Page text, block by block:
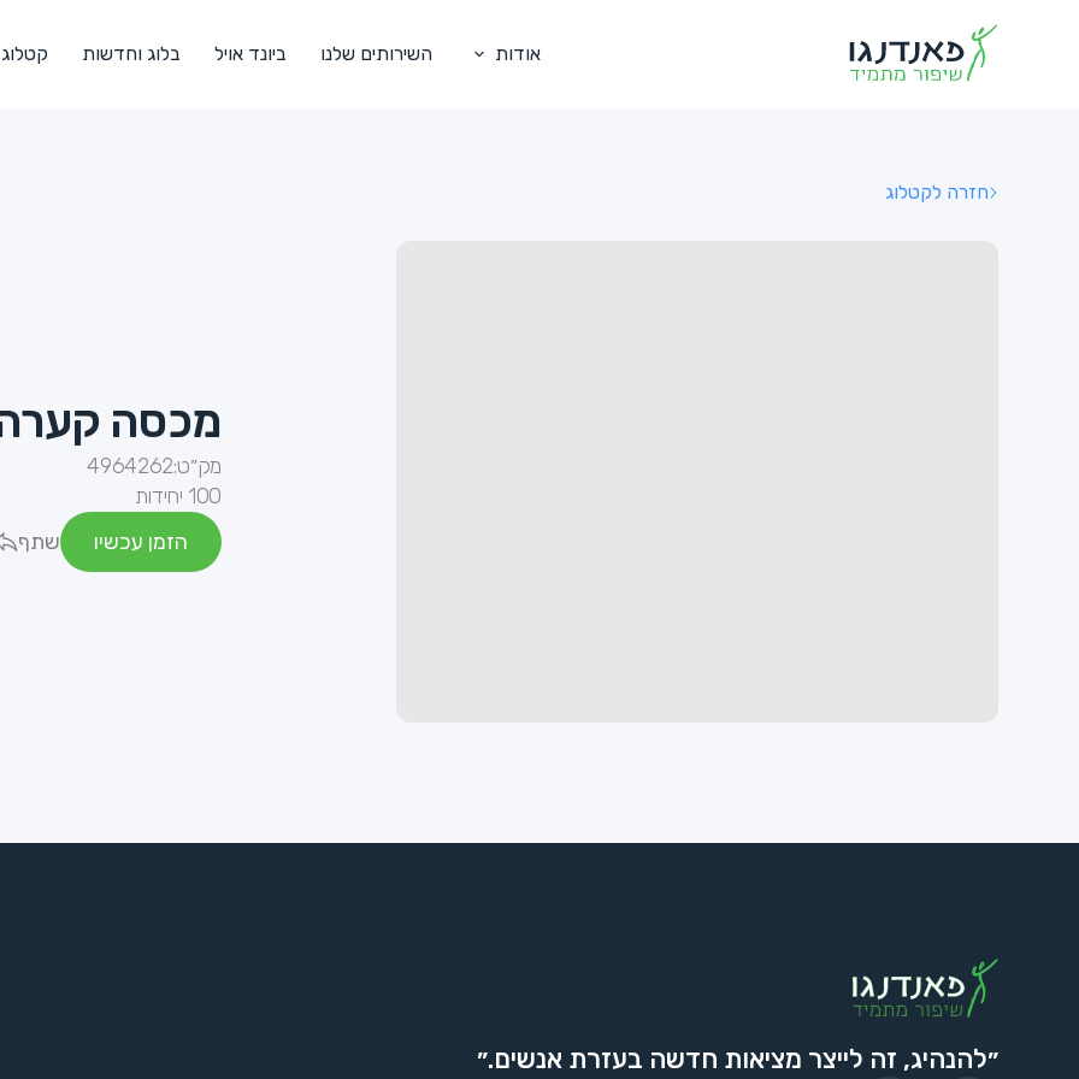
אודות השירותים שלנו ביונד אויל בלוג וחדשות קטלוג
חזרה לקטלוג
מכסה קערה
מק״ט:4964262
100 יחידות
הזמן עכשיו
שתף
״להנהיג, זה לייצר מציאות חדשה בעזרת אנשים.״